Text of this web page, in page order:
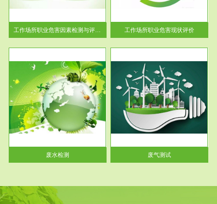
工作场所职业危害因素检测与评价...
-通过质谱分析等多种手段明确
工作场...
工作场所职业危害现状评价
废水检测
服务范围
废气测试
检测范围工业废气检测包括有机
废气和无机废气。有机废气主要
包括...
废气测试